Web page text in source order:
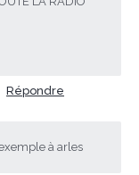
Répondre
à arles